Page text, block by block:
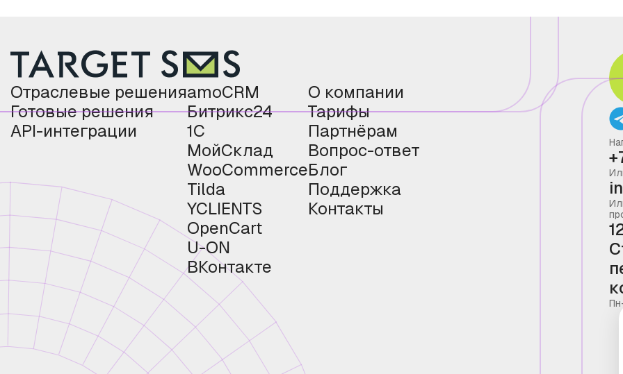
Отраслевые решения
Готовые решения
API-интеграции
amoCRM
Битрикс24
1С
МойСклад
WooCommerce
Tilda
YCLIENTS
OpenCart
U-ON
ВКонтакте
О компании
Тарифы
Партнёрам
Вопрос-ответ
Блог
Поддержка
Контакты